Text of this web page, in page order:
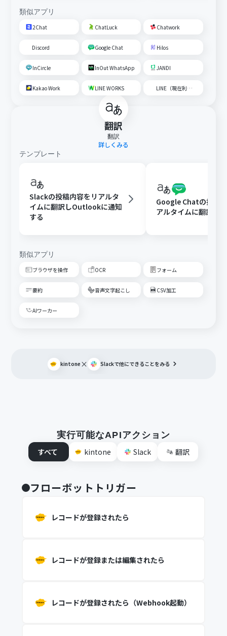
類似アプリ
2Chat ChatLuck Chatwork
Discord Google Chat Hilos
InCircle InOut WhatsApp JANDI
Kakao Work LINE WORKS LINE（現在利用不可）
翻訳
翻訳
詳しくみる
テンプレート
Slackの投稿内容をリアルタ
イムに翻訳しOutlookに通知
する
Google Chatの投稿
アルタイムに翻訳する
類似アプリ
ブラウザを操作 OCR フォーム
要約 音声文字起こし CSV加工
AIワーカー
kintone × Slackで他にできることをみる
実行可能なAPIアクション
すべて
kintone Slack 翻訳
フローボットトリガー
レコードが登録されたら
レコードが登録または編集されたら
レコードが登録されたら（Webhook起動）